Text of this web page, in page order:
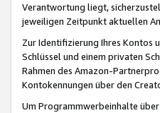
Verantwortung liegt,
jeweiligen Zeitpunkt aktuellen
Zur Identifizierung Ihres Kontos
Schlüssel und einem privaten
Rahmen des Amazon-
Kontokennungen über den
Um Programmwerbeinhalte